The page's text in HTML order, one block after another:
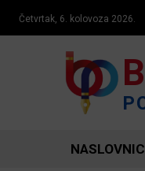
Četvrtak, 6. kolovoza 2026.